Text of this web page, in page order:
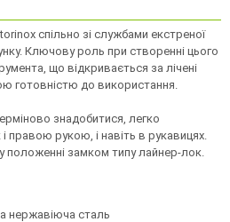
спільно зі службами екстреної
Ключову роль при створенні цього
що відкривається за лічені
готовністю до використання.
знадобитися, легко
правою рукою, і навіть в рукавицях.
положенні замком типу лайнер-лок.
нержавіюча сталь